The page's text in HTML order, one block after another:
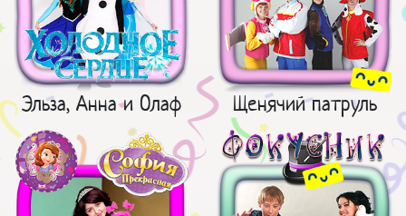
Эльза, Анна и Олаф Щенячий патруль